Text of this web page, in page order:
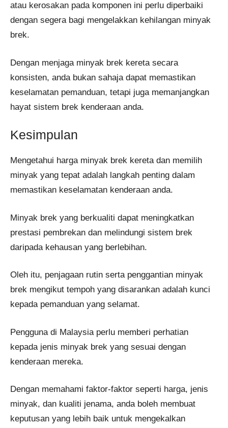
atau kerosakan pada komponen ini perlu diperbaiki
dengan segera bagi mengelakkan kehilangan minyak
brek​.
Dengan menjaga minyak brek kereta secara
konsisten, anda bukan sahaja dapat memastikan
keselamatan pemanduan, tetapi juga memanjangkan
hayat sistem brek kenderaan anda.
Kesimpulan
Mengetahui harga minyak brek kereta dan memilih
minyak yang tepat adalah langkah penting dalam
memastikan keselamatan kenderaan anda.
Minyak brek yang berkualiti dapat meningkatkan
prestasi pembrekan dan melindungi sistem brek
daripada kehausan yang berlebihan.
Oleh itu, penjagaan rutin serta penggantian minyak
brek mengikut tempoh yang disarankan adalah kunci
kepada pemanduan yang selamat.
Pengguna di Malaysia perlu memberi perhatian
kepada jenis minyak brek yang sesuai dengan
kenderaan mereka.
Dengan memahami faktor-faktor seperti harga, jenis
minyak, dan kualiti jenama, anda boleh membuat
keputusan yang lebih baik untuk mengekalkan